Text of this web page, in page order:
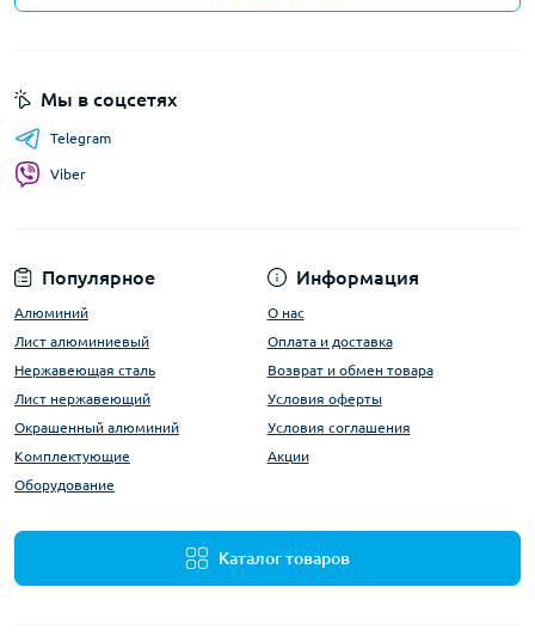
Популярное
Алюминий
Лист алюминиевый
Нержавеющая сталь
Лист нержавеющий
Окрашенный алюминий
Комплектующие
Оборудование
Информация
О нас
Оплата и доставка
Возврат и обмен товара
Условия оферты
Условия соглашения
Акции
Каталог товаров
Мы в соцсетях
Telegram
Viber